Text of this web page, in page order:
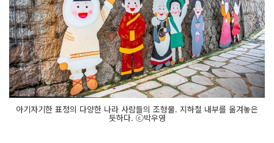
아기자기한 표정의 다양한 나라 사람들의 조형물. 지하철 내부를 옮겨놓은
듯하다. ⓒ박우영